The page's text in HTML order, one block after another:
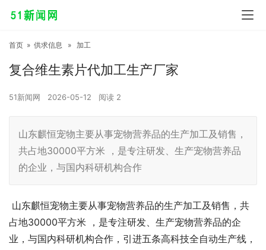
首页 » 供求信息 » 加工
复合维生素片代加工生产厂家
51新闻网 2026-05-12 阅读 2
山东麒恒宠物主要从事宠物营养品的生产加工及销售，
共占地30000平方米 ，是专注研发、生产宠物营养品
的企业，与国内科研机构合作
山东麒恒宠物主要从事宠物营养品的生产加工及销售，共
占地30000平方米 ，是专注研发、生产宠物营养品的企
业，与国内科研机构合作，引进五条高科技全自动生产线，